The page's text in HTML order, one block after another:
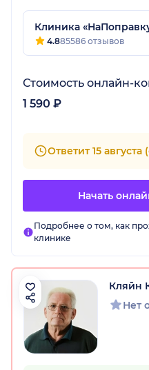
Все ответы четкие и
Рекомендую данного
Клиника
4.885586 отзывов
Стоимость онлайн-
1 590 ₽
Ответит 15 августа
Начать
Подробнее о том, как
клинике
Кляйн
Нет